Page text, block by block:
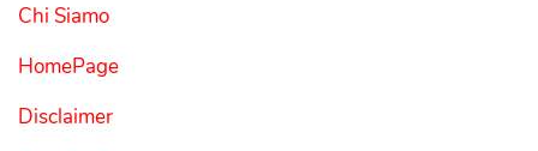
Chi Siamo
HomePage
Disclaimer